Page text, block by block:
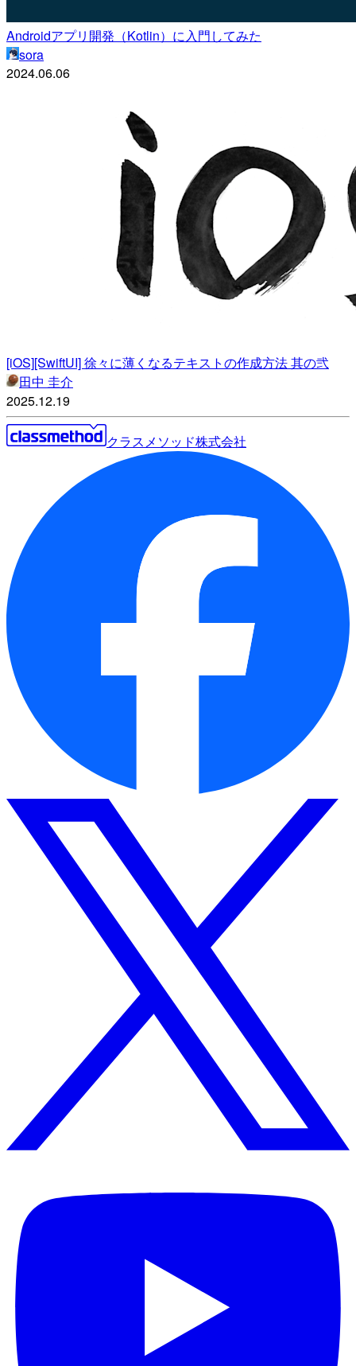
Androidアプリ開発（Kotlin）に入門してみた
sora
2024.06.06
[iOS][SwiftUI] 徐々に薄くなるテキストの作成方法 其の弐
田中 圭介
2025.12.19
クラスメソッド株式会社